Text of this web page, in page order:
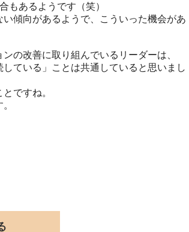
もあるようです（笑）
傾向があるようで、こういった機会があ
の改善に取り組んでいるリーダーは、
ている」ことは共通していると思いまし
ですね。